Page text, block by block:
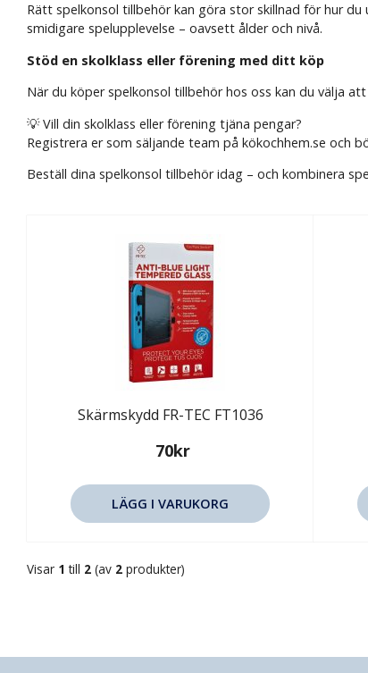
Rätt spelkonsol tillbehör kan göra stor skillnad för hur
smidigare spelupplevelse – oavsett ålder och nivå.
Stöd en skolklass eller förening med ditt köp
När du köper spelkonsol tillbehör hos oss kan du välja
💡 Vill din skolklass eller förening tjäna pengar?
Registrera er som säljande team på kökochhem.se och
Beställ dina spelkonsol tillbehör idag – och kombinera
Skärmskydd FR-TEC FT1036
70kr
LÄGG I VARUKORG
Visar 1 till 2 (av 2 produkter)